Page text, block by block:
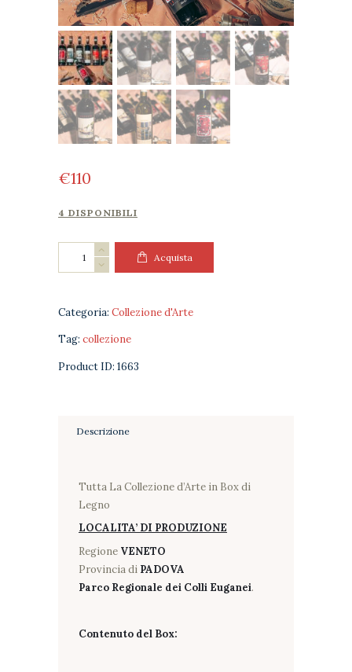
€110
4 DISPONIBILI
Collezione
d'Arte
Acquista
Categoria: Collezione d'Arte
Tag: collezione
Product ID: 1663
Descrizione
Tutta La Collezione d’Arte in Box di
Legno
LOCALITA’ DI PRODUZIONE
Regione VENETO
Provincia di PADOVA
Parco Regionale dei Colli Euganei.
Contenuto del Box: